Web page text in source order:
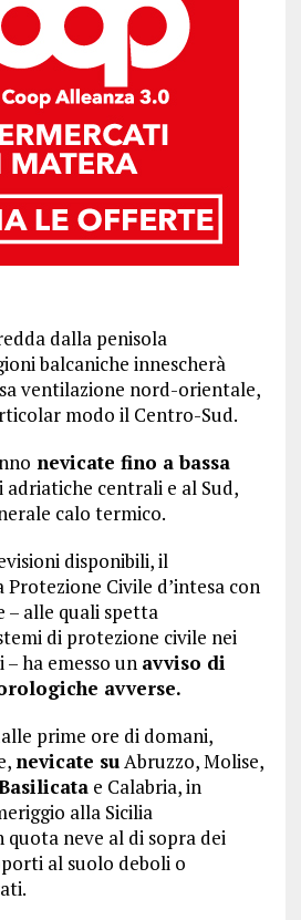
dalla penisola
balcaniche innescherà
ventilazione nord-orientale,
modo il Centro-Sud.
nevicate fino a bassa
centrali e al Sud,
calo termico.
disponibili, il
Civile d’intesa con
– alle quali spetta
di protezione civile nei
ha emesso un avviso di
avverse.
prime ore di domani,
nevicate suAbruzzo, Molise,
e Calabria, in
alla Sicilia
neve al di sopra dei
al suolo deboli o